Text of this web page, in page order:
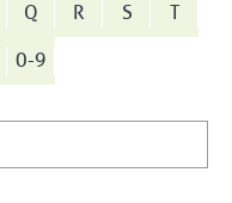
Q R S
T
0-9